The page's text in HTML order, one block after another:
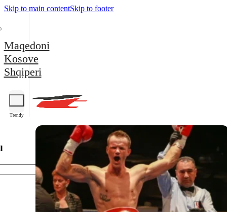
Skip to main contentSkip to footer
Maqedoni
Kosove
Shqiperi
Trendy